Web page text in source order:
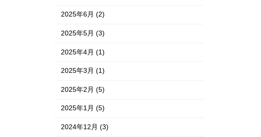
2025年6月 (2)
2025年5月 (3)
2025年4月 (1)
2025年3月 (1)
2025年2月 (5)
2025年1月 (5)
2024年12月 (3)